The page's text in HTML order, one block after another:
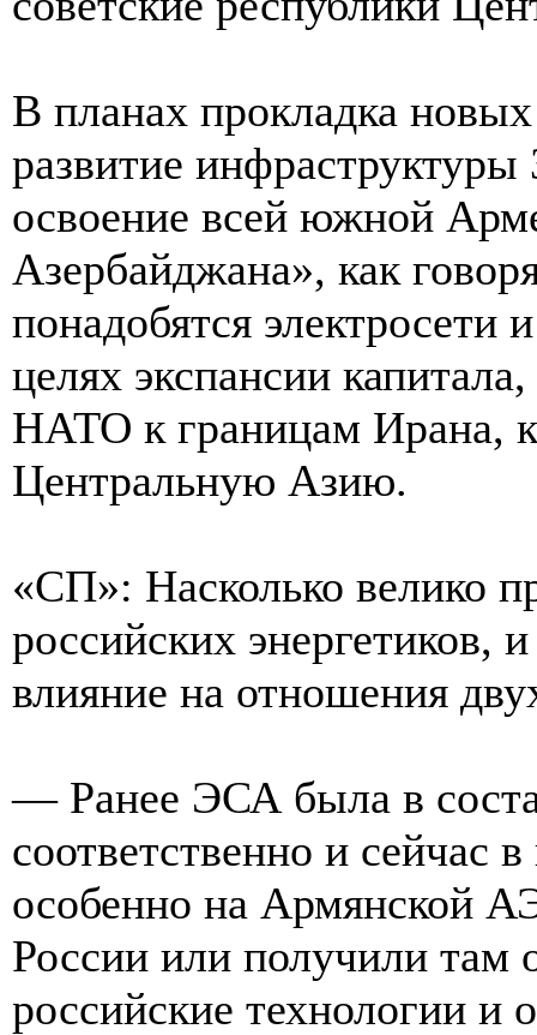
В планах прокладка
развитие инфраструктуры
освоение всей южной
Азербайджана», как
понадобятся
целях экспансии
НАТО к границам Ирана,
Центральную Азию.
«СП»: Насколько велико
российских энергетиков,
влияние на отношения
— Ранее ЭСА была в
соответственно и сейчас
особенно на Армянской
России или получили там
российские технологии и